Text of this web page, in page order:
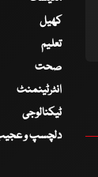
کھیل
تعلیم
صحت
انٹرٹینمنٹ
ٹیکنالوجی
دلچسپ و